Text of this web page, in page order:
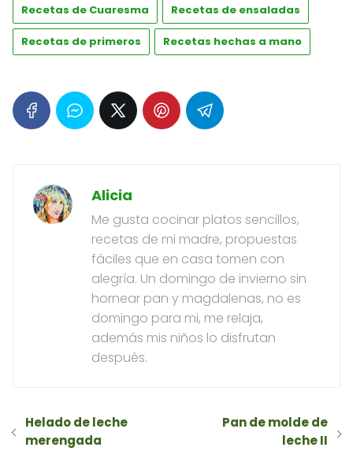
Recetas de Cuaresma Recetas de ensaladas
Recetas de primeros Recetas hechas a mano
Alicia
Me gusta cocinar platos sencillos,
recetas de mi madre, propuestas
fáciles que en casa tomen con
alegría. Un domingo de invierno sin
hornear pan y magdalenas, no es
domingo para mi, me relaja,
además mis niños lo disfrutan
después.
Helado de leche
merengada
Pan de molde de
leche II